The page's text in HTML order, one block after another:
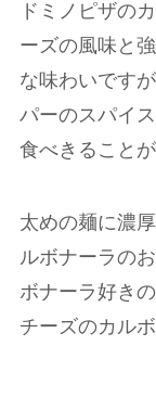
ドミノピザの
ーズの風味と
な味わいです
パーのスパイ
食べきることが
太めの麺に濃
ルボナーラの
ボナーラ好き
チーズのカル